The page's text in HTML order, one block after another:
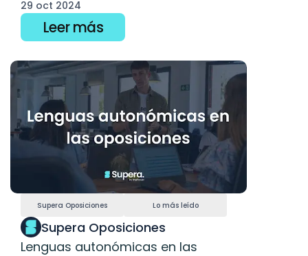
29 oct 2024
Leer más
Supera Oposiciones Lo más leído
Supera Oposiciones
Lenguas autonómicas en las